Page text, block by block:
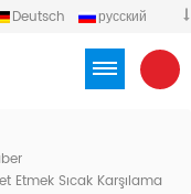
Deutsch
русский
Sıcak Karşılama